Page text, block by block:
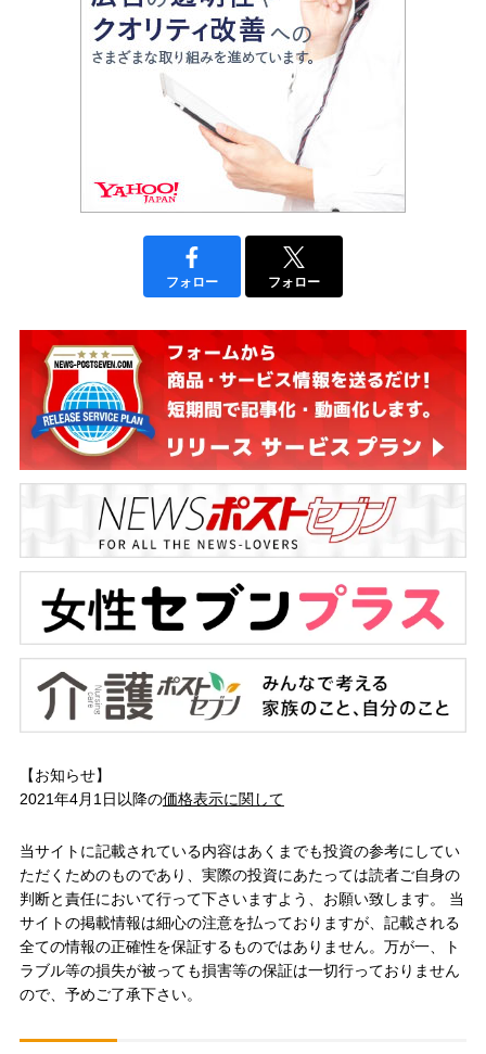
フォロー フォロー
【お知らせ】
2021年4月1日以降の価格表示に関して
当サイトに記載されている内容はあくまでも投資の参考にしてい
ただくためのものであり、実際の投資にあたっては読者ご自身の
判断と責任において行って下さいますよう、お願い致します。 当
サイトの掲載情報は細心の注意を払っておりますが、記載される
全ての情報の正確性を保証するものではありません。万が一、ト
ラブル等の損失が被っても損害等の保証は一切行っておりません
ので、予めご了承下さい。